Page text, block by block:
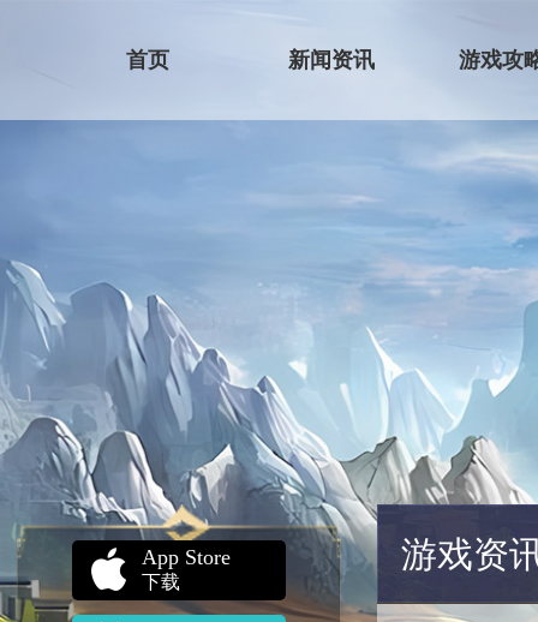
首页 新闻资讯 游戏攻
App Store
下载
游戏资